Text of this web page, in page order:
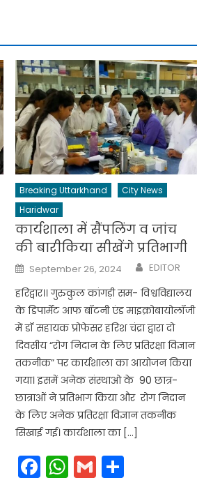
Breaking Uttarkhand
City News
Haridwar
कार्यशाला में सैंपलिंग व जांच
की बारीकिया सीखेंगे प्रतिभागी
Posted
on
September 26, 2024 Author
EDITOR
हरिद्वार।। गुरुकुल कांगड़ी सम- विश्वविद्यालय
के डिपार्मेंट आफ बॉटनी एंड माइक्रोबायोलॉजी
में डॉ सहायक प्रोफेसर हरिश चंद्रा द्वारा दो
दिवसीय “रोग निदान के लिए प्रतिरक्षा विज्ञान
तकनीक” पर कार्यशाला का आयोजन किया
गया। इसमें अनेक संस्थाओ के 90 छात्र-
छात्राओं ने प्रतिभाग किया और रोग निदान
के लिए अनेक प्रतिरक्षा विज्ञान तकनीक
सिखाई गई। कार्यशाला का […]
Facebook
WhatsApp
Gmail